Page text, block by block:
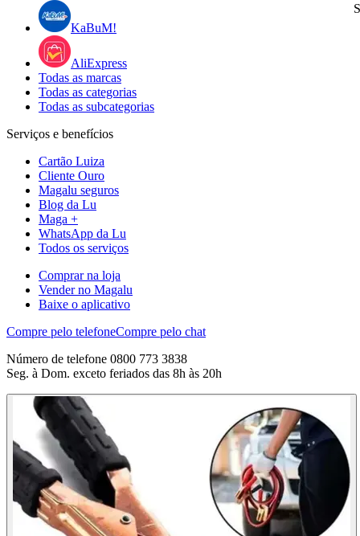
KaBuM!
AliExpress
Todas as marcas
Todas as categorias
Todas as subcategorias
Serviços e benefícios
Cartão Luiza
Cliente Ouro
Magalu seguros
Blog da Lu
Maga +
WhatsApp da Lu
Todos os serviços
Comprar na loja
Vender no Magalu
Baixe o aplicativo
Compre pelo telefoneCompre pelo chat
Número de telefone 0800 773 3838
Seg. à Dom. exceto feriados das 8h às 20h